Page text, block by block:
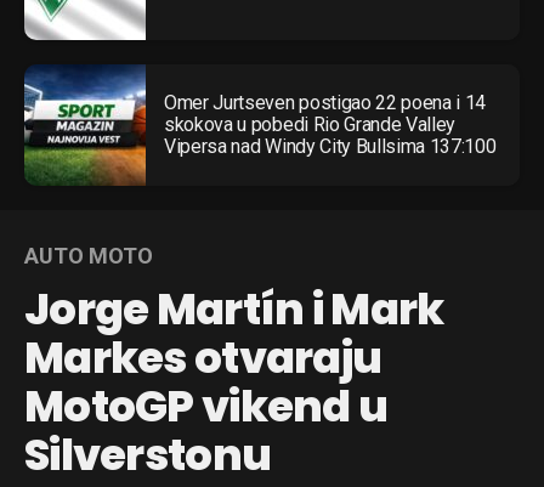
Omer Jurtseven postigao 22 poena i 14
skokova u pobedi Rio Grande Valley
Vipersa nad Windy City Bullsima 137:100
AUTO MOTO
Jorge Martín i Mark
Markes otvaraju
MotoGP vikend u
Silverstonu